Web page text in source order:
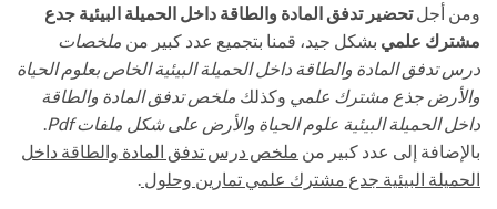
ومن أجلتحضير تدفق المادة والطاقة داخل الحميلة البيئية جدع
مشترك علمي بشكل جيد، قمنا بتجميع عدد كبير من ملخصات
درس تدفق المادة والطاقة داخل الحميلة البيئية الخاص بعلوم الحياة
والأرض جذع مشترك علمي وكذلك ملخص تدفق المادة والطاقة
داخل الحميلة البيئية علوم الحياة والأرض على شكل ملفات Pdf
بالإضافة إلى عدد كبير من ملخص درس تدفق المادة والطاقة داخل
الحميلة البيئية جدع مشترك علمي تمارين وحلول